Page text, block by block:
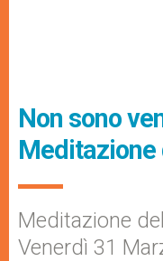
Non sono
Meditazione
Venerdì 31